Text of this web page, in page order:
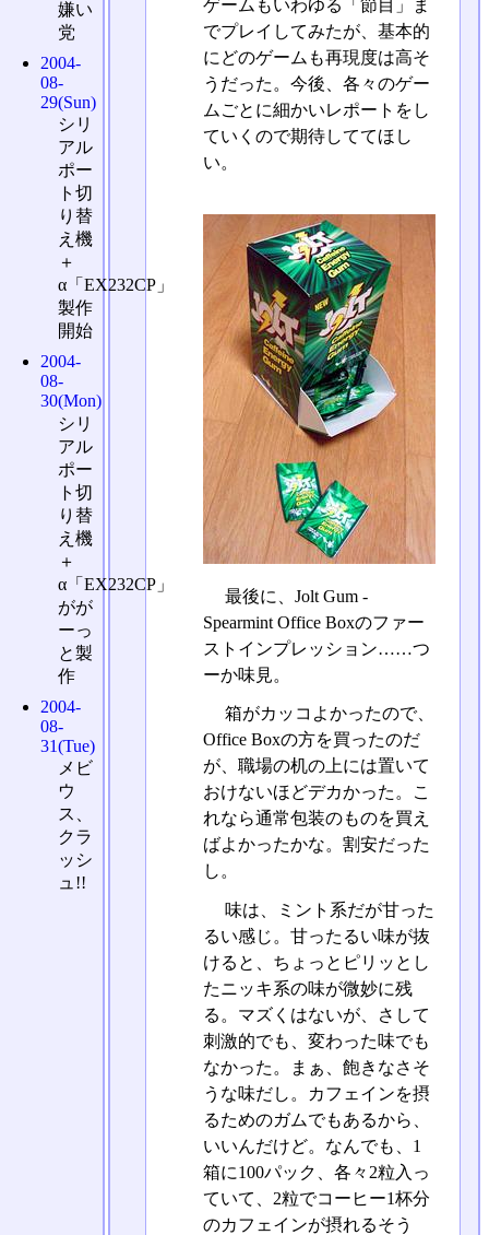
ゲームもいわゆる「節目」ま
でプレイしてみたが、基本的
にどのゲームも再現度は高そ
うだった。今後、各々のゲー
ムごとに細かいレポートをし
ていくので期待しててほし
い。
最後に、Jolt Gum -
Spearmint Office Boxのファー
ストインプレッション……つ
ーか味見。
箱がカッコよかったので、
Office Boxの方を買ったのだ
が、職場の机の上には置いて
おけないほどデカかった。こ
れなら通常包装のものを買え
ばよかったかな。割安だった
し。
味は、ミント系だが甘った
るい感じ。甘ったるい味が抜
けると、ちょっとピリッとし
たニッキ系の味が微妙に残
る。マズくはないが、さして
刺激的でも、変わった味でも
なかった。まぁ、飽きなさそ
うな味だし。カフェインを摂
るためのガムでもあるから、
いいんだけど。なんでも、1
箱に100パック、各々2粒入っ
ていて、2粒でコーヒー1杯分
のカフェインが摂れるそう
嫌い
党
2004-
08-
29(Sun)
シリ
アル
ポー
ト切
り替
え機
＋
α「EX232CP」
製作
開始
2004-
08-
30(Mon)
シリ
アル
ポー
ト切
り替
え機
＋
α「EX232CP」
がが
ーっ
と製
作
2004-
08-
31(Tue)
メビ
ウ
ス、
クラ
ッシ
ュ!!